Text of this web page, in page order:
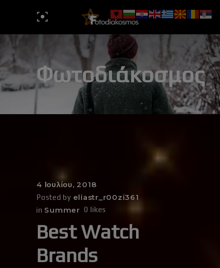
Φωτοδιάκοσμος
4 Ιουλίου, 2018
Posted by eliastr_r00zi361
in Summer 0 likes
Best Watch
Brands